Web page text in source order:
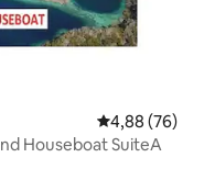
Classificação
4,88 (76)
Houseboat SuiteA